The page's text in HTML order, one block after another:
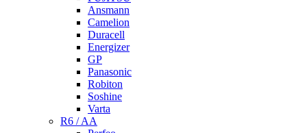
Ansmann
Camelion
Duracell
Energizer
GP
Panasonic
Robiton
Soshine
Varta
R6 / AA